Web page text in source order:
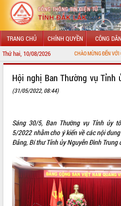
TRANG CHỦ CHÍNH QUYỀN CÔNG DÂN
Thứ hai, 10/08/2026CHÀO MỪNG ĐẾN VỚI CỔNG THÔNG
LÃNH ĐẠO UBND TỈNH
SỞ, BAN, NGÀNH
THÔNG TIN CHỈ ĐẠO ĐIỀU HÀNH
HỆ THỐNG VĂN BẢN
Hội nghị Ban Thường vụ
(31/05/2022, 08:44)
Sáng 30/5, Ban Thường vụ Tỉnh ủy
5/2022 nhằm cho ý kiến về các nội
Đảng, Bí thư Tỉnh ủy Nguyễn Đình Trung